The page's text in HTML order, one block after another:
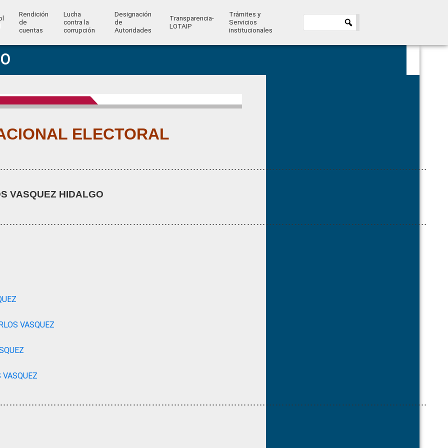
Rendición
de
cuentas
Lucha
contra la
corrupción
Designación
de
Autoridades
Transparencia-
LOTAIP
Trámites y
Servicios
institucionales
ELECTORAL
VASQUEZ HIDALGO
VASQUEZ